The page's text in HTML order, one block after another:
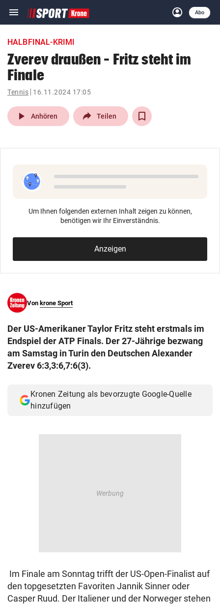
menu Navigation
ein-/ausklappen
account_circle
Anmelden
Abo
close Schließen
account_circle Anmelden
pin_drop
Wien arrow_right
search
eingeben
HALBFINAL-KRIMI
Zverev draußen – Fritz steht im
Finale
Tennis 16.11.2024 17:05
play_arrow Anhören Teilen
Um Ihnen folgenden externen Inhalt zeigen zu können,
benötigen wir Ihr Einverständnis.
Anzeigen
Von krone Sport
Der US-Amerikaner Taylor Fritz steht erstmals im
Endspiel der ATP Finals. Der 27-Jährige bezwang
am Samstag in Turin den Deutschen Alexander
Zverev 6:3,3:6,7:6(3).
Kronen Zeitung als bevorzugte Google-Quelle
hinzufügen
Im Finale am Sonntag trifft der US-Open-Finalist auf
den topgesetzten Favoriten Jannik Sinner oder
Casper Ruud. Der Italiener und der Norweger stehen